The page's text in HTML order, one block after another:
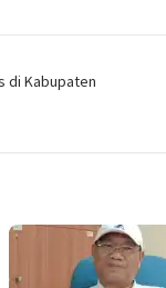
di Kabupaten